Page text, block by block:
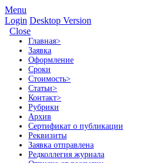
Menu
Login Desktop Version
Close
Главная>
Заявка
Оформление
Сроки
Стоимость>
Статьи>
Контакт>
Рубрики
Архив
Сертификат о публикации
Реквизиты
Заявка отправлена
Редколлегия журнала